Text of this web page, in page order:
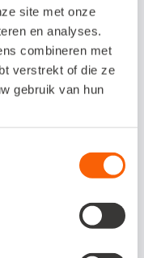
site met onze
en analyses.
combineren met
verstrekt of die ze
gebruik van hun
het is hierbij
de
op orde
een factuur